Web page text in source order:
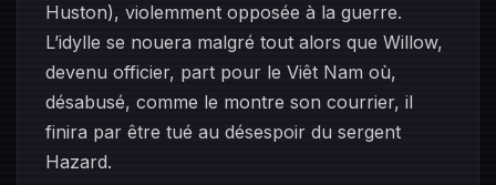
Huston), violemment opposée à la guerre.
L’idylle se nouera malgré tout alors que Willow,
devenu officier, part pour le Viêt Nam où,
désabusé, comme le montre son courrier, il
finira par être tué au désespoir du sergent
Hazard.